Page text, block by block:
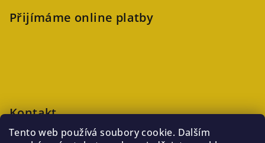
Tento web používá soubory cookie. Dalším
Přijímáme online platby
Kontakt
veronika @kaftanlicious.cz